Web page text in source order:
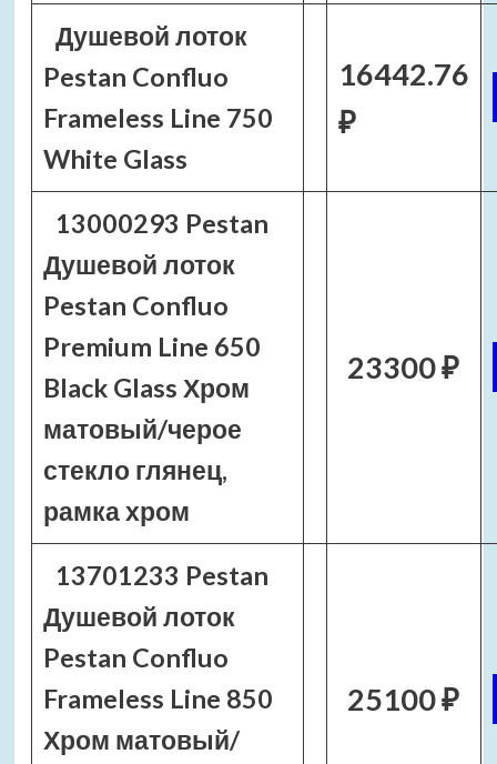
Душевой лоток
Pestan Confluo
Frameless Line 750
White Glass
16442.76
₽
13000293 Pestan
Душевой лоток
Pestan Confluo
Premium Line 650
Black Glass Хром
матовый/черое
стекло глянец,
рамка хром
23300 ₽
13701233 Pestan
Душевой лоток
Pestan Confluo
Frameless Line 850
Хром матовый/
25100 ₽